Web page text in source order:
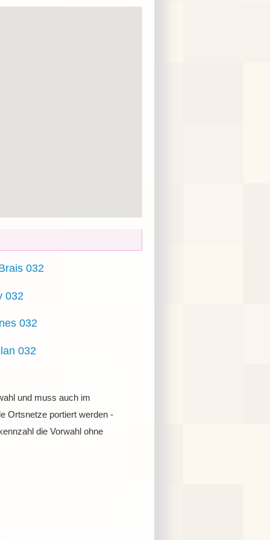
032
032
032
032
und muss auch im
Ortsnetze portiert werden -
die Vorwahl ohne